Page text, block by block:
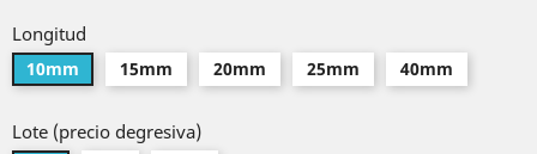
Longitud
10mm 15mm 20mm 25mm 40mm
Lote (precio degresiva)